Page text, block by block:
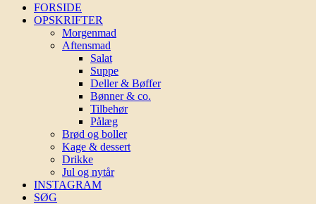
FORSIDE
OPSKRIFTER
Morgenmad
Aftensmad
Salat
Suppe
Deller & Bøffer
Bønner & co.
Tilbehør
Pålæg
Brød og boller
Kage & dessert
Drikke
Jul og nytår
INSTAGRAM
SØG